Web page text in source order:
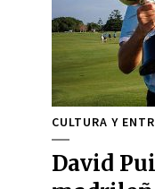
CULTURA Y
David